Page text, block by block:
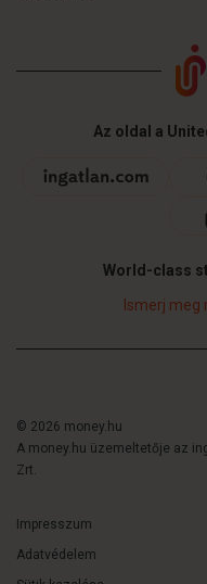
Az oldal a
World-class
Ismerj meg
© 2026 money.hu
A money.hu üzemeltetője az
Zrt.
Impresszum
Adatvédelem